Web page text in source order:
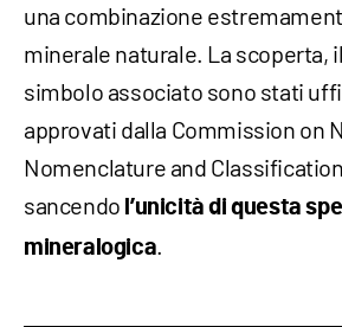
una combinazione
minerale naturale. La scoperta,
simbolo associato sono stati
approvati dalla Commission on
Nomenclature and Classification
sancendo l’unicità di questa
mineralogica.